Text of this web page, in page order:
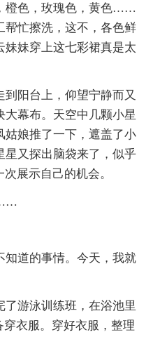
橙色，玫瑰色，黄色……
帮忙擦洗，这不，各色鲜
妹穿上这七彩裙真是太
阳台上，仰望宁静而又
幕布。天空中几颗小星
姑娘推了一下，遮盖了小
星又探出脑袋来了，似乎
展示自己的机会。
知道的事情。今天，我就
游泳训练班，在浴池里
穿衣服。穿好衣服，整理